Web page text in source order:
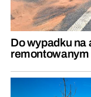
Do wypadku na